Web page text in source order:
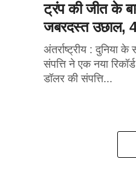
ट्रंप की जीत के
जबरदस्त उछाल,
अंतर्राष्ट्रीय :
संपत्ति ने एक नया
डॉलर की संपत्ति...